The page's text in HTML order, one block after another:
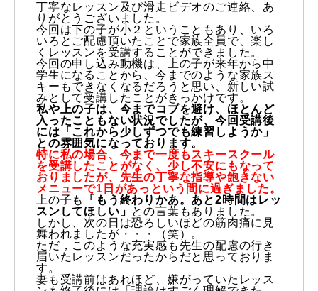
中級1
中級2
特別講座
講師から選ぶ Instructor
インストラクター募集
インストラクター一覧
丁寧なレッスン及び滑走ビデオのご連絡、あ
りがとうございました。
今回は下の子が小２ということもあり、いろ
いろとご配慮頂いたことで家族全員で、楽し
くレッスンを受講することができました。
今回の申し込み動機は、上の子が来年から中
学生になることから、今までのような家族ス
キーもできなくなるだろうと思い、新しい試
みとして受講したことがきっかけです。
私や上の子は、今までコブを避け、ほとんど
入ったこともない状況でしたが、今回受講後
には「これから少しずつでも練習しようか」
との雰囲気になっております。
特に私の場合、今まで一度もスキースクール
を受講したことがなく、少し不安にもなって
おりましたが、先生の丁寧な指導や飽きない
メニューで1日があっという間に過ぎました。
上の子も
「もう終わりかあ。あと2時間はレッ
スンしてほしい」 との言葉もありました。
しかし、次の日は恐ろしいほどの筋肉痛に見
舞われましたが・・・（笑）。
ただ，このような充実感も先生の配慮の行き
届いたレッスンだったからだと思っておりま
す。
妻も受講前はあれほど、嫌がっていたレッス